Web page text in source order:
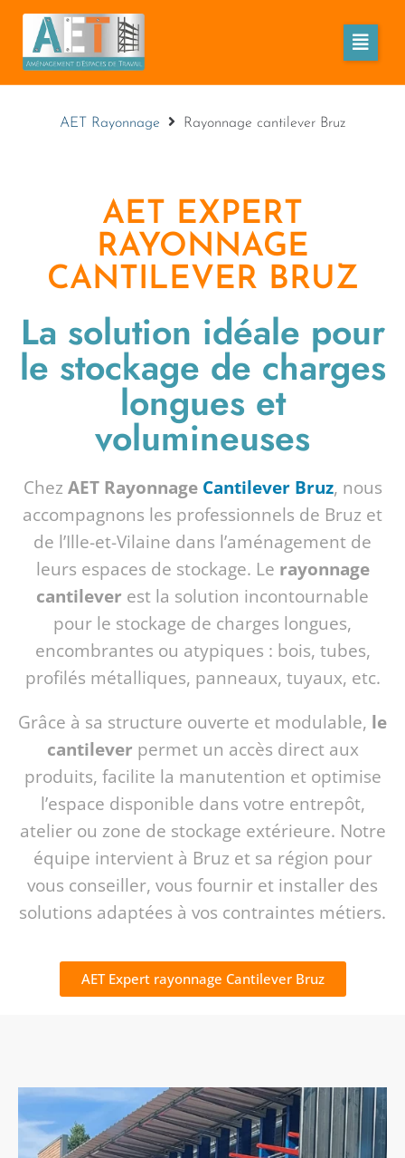
AET Rayonnage Rayonnage cantilever Bruz
AET EXPERT
RAYONNAGE
CANTILEVER BRUZ
La solution idéale pour
le stockage de charges
longues et
volumineuses
Chez AET Rayonnage Cantilever Bruz, nous
accompagnons les professionnels de Bruz et
de l’Ille-et-Vilaine dans l’aménagement de
leurs espaces de stockage. Le rayonnage
cantilever est la solution incontournable
pour le stockage de charges longues,
encombrantes ou atypiques : bois, tubes,
profilés métalliques, panneaux, tuyaux, etc.
Grâce à sa structure ouverte et modulable, le
cantilever permet un accès direct aux
produits, facilite la manutention et optimise
l’espace disponible dans votre entrepôt,
atelier ou zone de stockage extérieure. Notre
équipe intervient à Bruz et sa région pour
vous conseiller, vous fournir et installer des
solutions adaptées à vos contraintes métiers.
AET Expert rayonnage Cantilever Bruz